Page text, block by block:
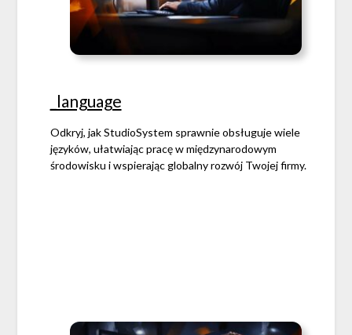
_language
Odkryj, jak StudioSystem sprawnie obsługuje wiele
języków, ułatwiając pracę w międzynarodowym
środowisku i wspierając globalny rozwój Twojej firmy.